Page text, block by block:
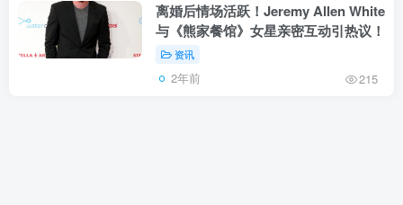
离婚后情场活跃！Jeremy Allen White
与《熊家餐馆》女星亲密互动引热议！
资讯
2年前 215